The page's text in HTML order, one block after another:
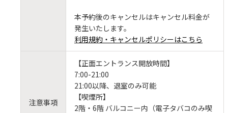
本予約後のキャンセルはキャンセル料金が
発生いたします。
利用規約・キャンセルポリシーはこちら
注意事項
【正面エントランス開放時間】
7:00-21:00
21:00以降、退室のみ可能
【喫煙所】
2階・6階 バルコニー内（電子タバコのみ喫